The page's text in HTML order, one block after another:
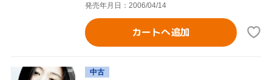
発売年月日：2006/04/14
カートへ追加
中古